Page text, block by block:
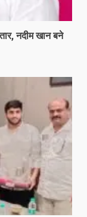
नदीम खान बने